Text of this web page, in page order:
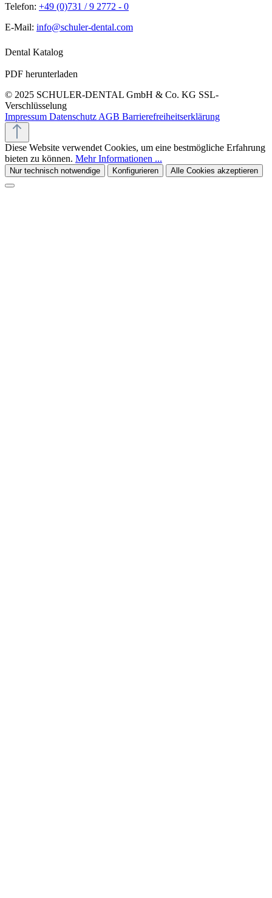
Telefon: +49 (0)731 / 9 2772 - 0
E-Mail: info@schuler-dental.com
Dental Katalog
PDF herunterladen
© 2025 SCHULER-DENTAL GmbH & Co. KG SSL-
Verschlüsselung
Impressum Datenschutz AGB Barrierefreiheitserklärung
Diese Website verwendet Cookies, um eine bestmögliche Erfahrung
bieten zu können. Mehr Informationen ...
Nur technisch notwendige Konfigurieren Alle Cookies akzeptieren